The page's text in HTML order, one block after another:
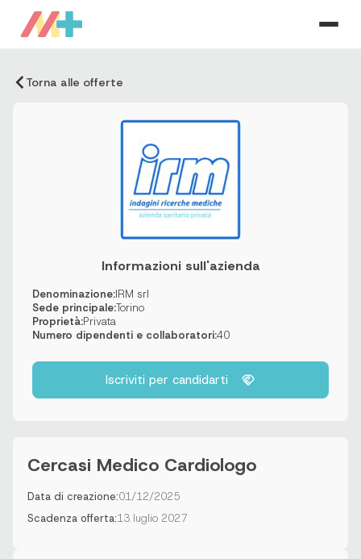
Torna alle offerte
Informazioni sull'azienda
Denominazione:IRM srl
Sede principale:Torino
Proprietà:Privata
Numero dipendenti e collaboratori:40
Iscriviti per candidarti
Cercasi Medico Cardiologo
Data di creazione:01/12/2025
Scadenza offerta:13 luglio 2027